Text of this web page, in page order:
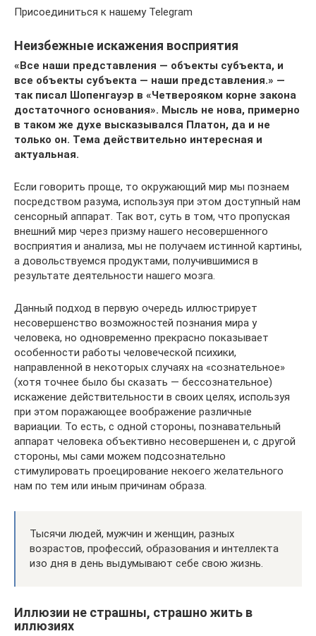
Присоединиться к нашему Telegram
Неизбежные искажения восприятия
«Все наши представления — объекты субъекта, и
все объекты субъекта — наши представления.» —
так писал Шопенгауэр в «Четверояком корне закона
достаточного основания». Мысль не нова, примерно
в таком же духе высказывался Платон, да и не
только он. Тема действительно интересная и
актуальная.
Если говорить проще, то окружающий мир мы познаем
посредством разума, используя при этом доступный нам
сенсорный аппарат. Так вот, суть в том, что пропуская
внешний мир через призму нашего несовершенного
восприятия и анализа, мы не получаем истинной картины,
а довольствуемся продуктами, получившимися в
результате деятельности нашего мозга.
Данный подход в первую очередь иллюстрирует
несовершенство возможностей познания мира у
человека, но одновременно прекрасно показывает
особенности работы человеческой психики,
направленной в некоторых случаях на «сознательное»
(хотя точнее было бы сказать — бессознательное)
искажение действительности в своих целях, используя
при этом поражающее воображение различные
вариации. То есть, с одной стороны, познавательный
аппарат человека объективно несовершенен и, с другой
стороны, мы сами можем подсознательно
стимулировать проецирование некоего желательного
нам по тем или иным причинам образа.
Тысячи людей, мужчин и женщин, разных
возрастов, профессий, образования и интеллекта
изо дня в день выдумывают себе свою жизнь.
Иллюзии не страшны, страшно жить в
иллюзиях